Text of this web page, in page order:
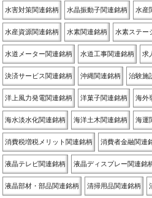
水害対策関連銘柄 水晶振動子関連銘柄 水産
水産資源関連銘柄 水素関連銘柄 水素ステー
水道メーター関連銘柄 水道工事関連銘柄 求
決済サービス関連銘柄 沖縄関連銘柄 治験施
洋上風力発電関連銘柄 洋菓子関連銘柄 海外
海水淡水化関連銘柄 海洋土木関連銘柄 海運
消費税増税メリット関連銘柄 消費者金融関連
液晶テレビ関連銘柄 液晶ディスプレー関連銘
液晶部材・部品関連銘柄 清掃用品関連銘柄